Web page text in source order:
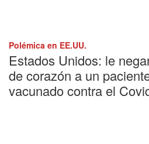
Polémica en EE.UU.
Estados Unidos: le
de corazón a un
vacunado contra el